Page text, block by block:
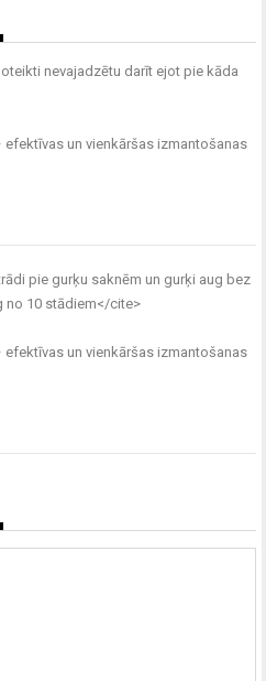
nevajadzētu darīt ejot pie kāda
efektīvas un vienkāršas izmantošanas
pie gurķu saknēm un gurķi aug bez
no 10 stādiem</cite>
efektīvas un vienkāršas izmantošanas